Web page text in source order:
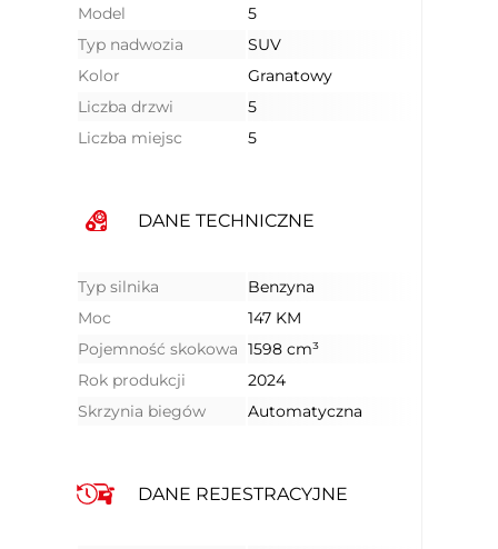
Model
5
Typ nadwozia
SUV
Kolor
Granatowy
Liczba drzwi
5
Liczba miejsc
5
DANE TECHNICZNE
Typ silnika
Benzyna
Moc
147 KM
Pojemność skokowa 1598 cm³
Rok produkcji
2024
Skrzynia biegów
Automatyczna
DANE REJESTRACYJNE